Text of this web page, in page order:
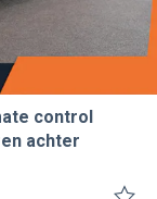
control
achter